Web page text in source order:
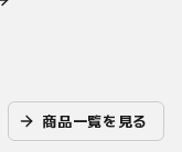
商品一覧を見る